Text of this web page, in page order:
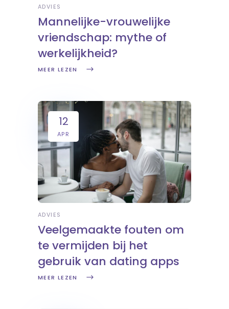
ADVIES
Mannelijke-vrouwelijke
vriendschap: mythe of
werkelijkheid?
MEER LEZEN
12
APR
ADVIES
Veelgemaakte fouten om
te vermijden bij het
gebruik van dating apps
MEER LEZEN